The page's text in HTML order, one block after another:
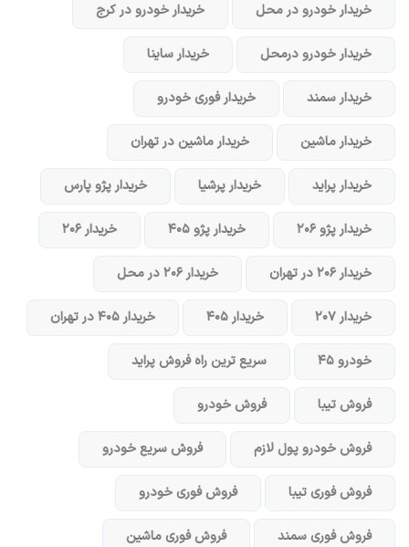
خریدار خودرو در محل خریدار خودرو در کرج
خریدار خودرو در‌محل خریدار ساینا
خریدار سمند خریدار فوری خودرو
خریدار ماشین خریدار ماشین در تهران
خریدار پراید خریدار پرشیا خریدار پژو پارس
خریدار پژو ۲۰۶ خریدار پژو ۴۰۵ خریدار ۲۰۶
خریدار ۲۰۶ در تهران خریدار ۲۰۶ در محل
خریدار ۲۰۷ خریدار ۴۰۵ خریدار ۴۰۵ در تهران
خودرو ۴۵ سریع ترین راه فروش پراید
فروش تیبا فروش خودرو
فروش خودرو پول لازم فروش سریع خودرو
فروش فوری تیبا فروش فوری خودرو
فروش فوری سمند فروش فوری ماشین